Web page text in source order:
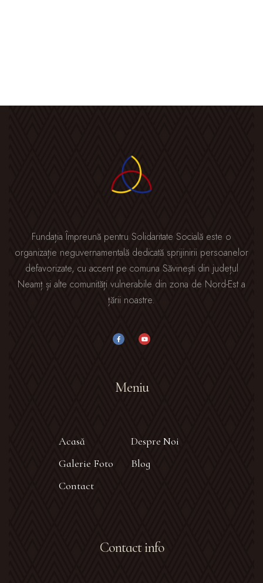
Fundația Împreună pentru Solidaritate Socială este o
organizație neguvernamentală dedicată sprijinirii persoanelor
defavorizate, cu accent pe comuna Săvinești din județul
Neamț și alte comunități vulnerabile din zona de Nord-Est a
țării noastre.
Meniu
Acasă
Despre Noi
Galerie Foto
Blog
Contact
Contact info